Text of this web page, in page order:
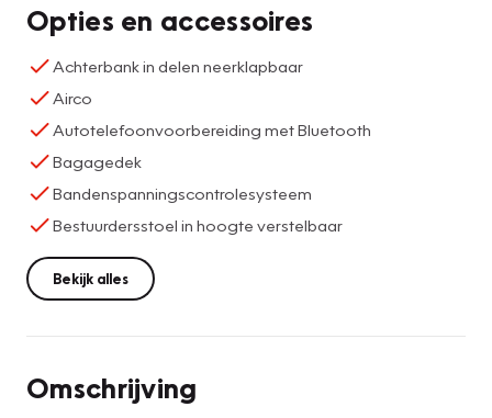
Opties en accessoires
Achterbank in delen neerklapbaar
Airco
Autotelefoonvoorbereiding met Bluetooth
Bagagedek
Bandenspanningscontrolesysteem
Bestuurdersstoel in hoogte verstelbaar
Bekijk alles
Omschrijving